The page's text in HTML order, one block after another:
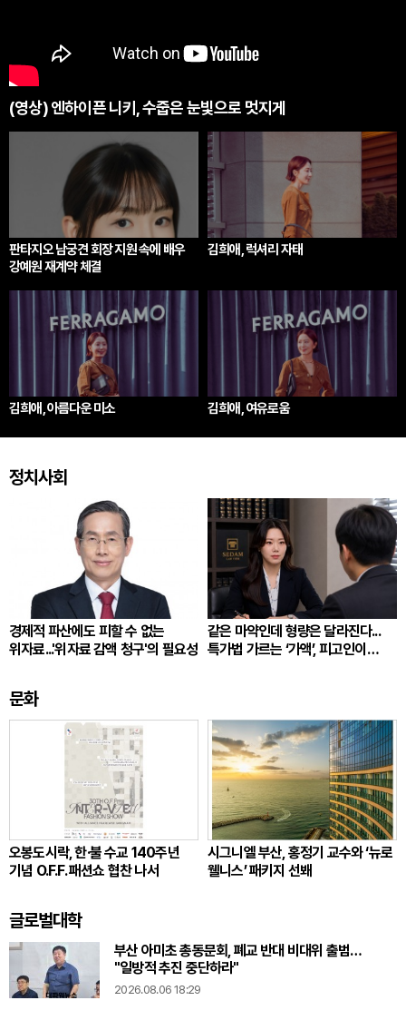
(영상) 엔하이픈 니키, 수줍은 눈빛으로 멋지게
판타지오 남궁견 회장 지원 속에 배우
강예원 재계약 체결
김희애, 럭셔리 자태
김희애, 아름다운 미소 김희애, 여유로움
정치사회
경제적 파산에도 피할 수 없는
위자료...'위자료 감액 청구'의 필요성
같은 마약인데 형량은 달라진다...
특가법 가르는 ‘가액’, 피고인이
문화
오봉도시락, 한·불 수교 140주년
기념 O.F.F. 패션쇼 협찬 나서
시그니엘 부산, 홍정기 교수와 ‘뉴로
웰니스’ 패키지 선봬
글로벌대학
부산 아미초 총동문회, 폐교 반대 비대위 출범…
"일방적 추진 중단하라"
2026.08.06 18:29